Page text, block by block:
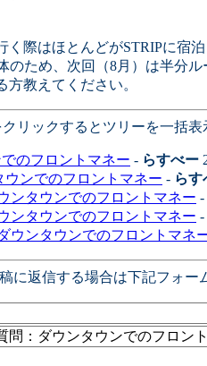
く際はほとんどがSTRIPに宿泊
のため、次回（8月）は半分
方教えてください。
リックするとツリーを一括表
のフロントマネー - らすべー
ンでのフロントマネー - らす
ンタウンでのフロントマネー -
ンタウンでのフロントマネー -
ウンタウンでのフロントマネ
に返信する場合は下記フォー